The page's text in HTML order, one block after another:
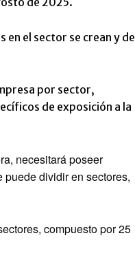
el sector se crean y de
por sector,
de exposición a la
necesitará poseer
dividir en sectores,
compuesto por 25